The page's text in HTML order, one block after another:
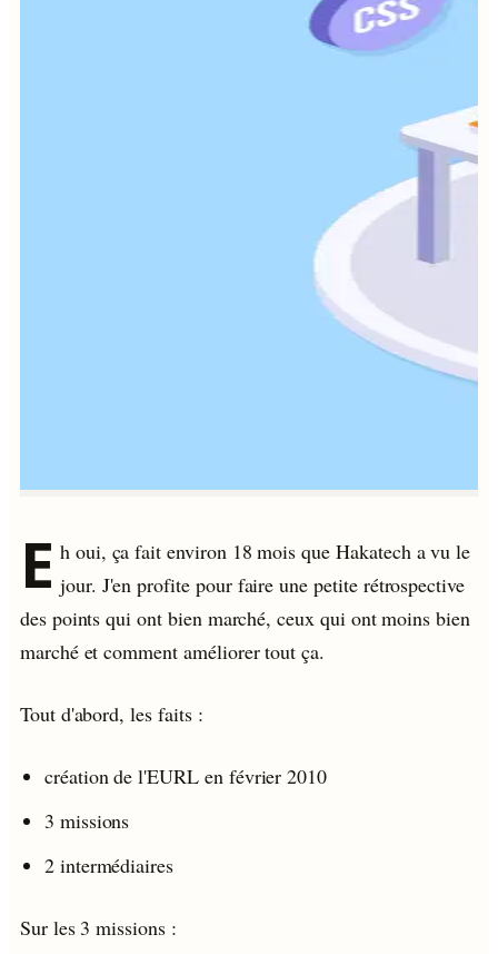
E h oui, ça fait environ 18 mois que Hakatech a vu le
jour. J'en profite pour faire une petite rétrospective
des points qui ont bien marché, ceux qui ont moins bien
marché et comment améliorer tout ça.
Tout d'abord, les faits :
création de l'EURL en février 2010
3 missions
2 intermédiaires
Sur les 3 missions :